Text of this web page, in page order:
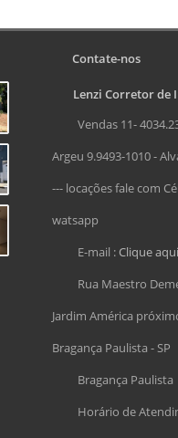
Contate-nos
Lenzi Corretor de
Vendas 11-
Argeu 9.9493-1010 -
--- locações fale com
watsapp
E-mail :Clique aqui
Rua Maestro
Jardim América
Bragança Paulista - SP
Bragança Paulista
Horário de